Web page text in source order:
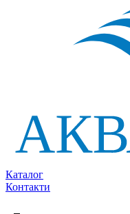
Каталог
Контакти